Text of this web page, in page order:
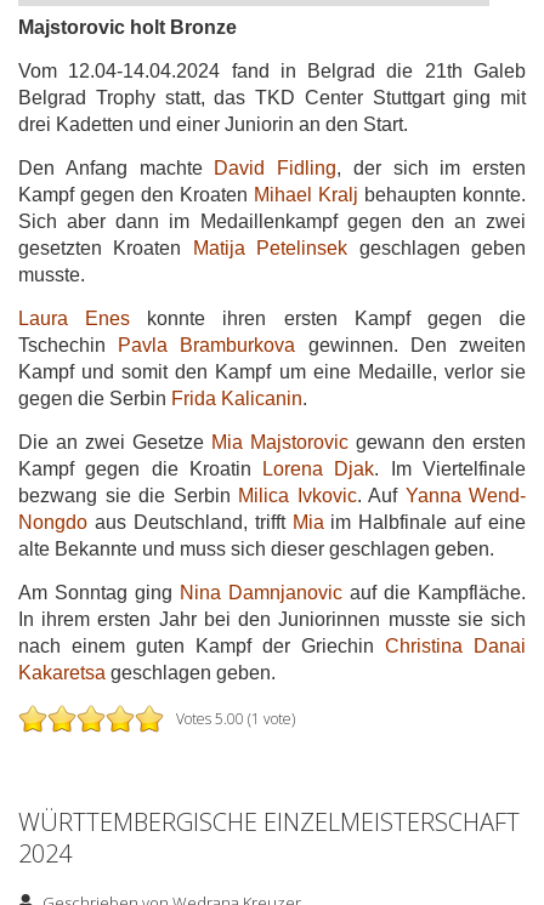
Majstorovic holt Bronze
Vom 12.04-14.04.2024 fand in Belgrad die 21th Galeb
Belgrad Trophy statt, das TKD Center Stuttgart ging mit
drei Kadetten und einer Juniorin an den Start.
Den Anfang machte David Fidling, der sich im ersten
Kampf gegen den Kroaten Mihael Kralj behaupten konnte.
Sich aber dann im Medaillenkampf gegen den an zwei
gesetzten Kroaten
Matija Petelinsek geschlagen geben
musste.
Laura Enes konnte ihren ersten Kampf gegen die
Tschechin
Pavla Bramburkova gewinnen. Den zweiten
Kampf und somit den Kampf um eine Medaille, verlor sie
gegen die Serbin Frida Kalicanin.
Die an zwei Gesetze Mia Majstorovic gewann den ersten
Kampf gegen die Kroatin
Lorena Djak. Im Viertelfinale
bezwang sie die Serbin Milica Ivkovic. Auf Yanna Wend-
Nongdo aus Deutschland, trifft Mia im Halbfinale auf eine
alte Bekannte und muss sich dieser geschlagen geben.
Am Sonntag ging Nina Damnjanovic auf die Kampfläche.
In ihrem ersten Jahr bei den Juniorinnen musste sie sich
nach einem guten Kampf der Griechin Christina Danai
Kakaretsa geschlagen geben.
Votes 5.00 (1 vote)
WÜRTTEMBERGISCHE EINZELMEISTERSCHAFT
2024